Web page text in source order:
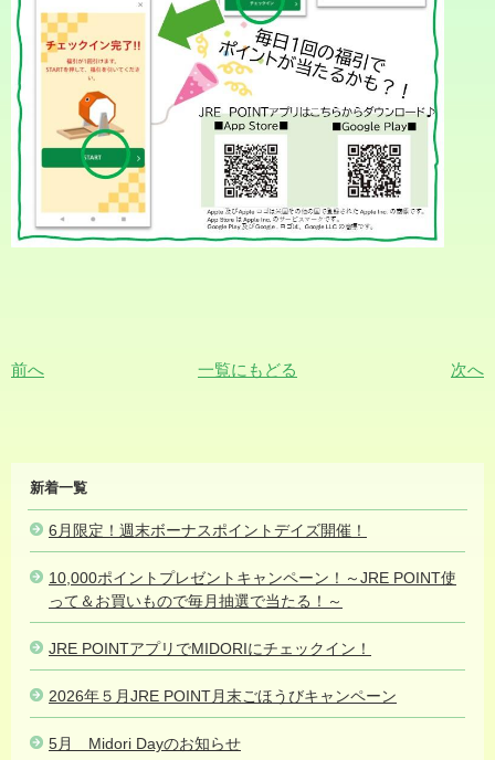
前へ 一覧にもどる 次へ
MIDORI
NEWS
新着一覧
6月限定！週末ボーナスポイントデイズ開催！
10,000ポイントプレゼントキャンペーン！～JRE POINT使
って＆お買いもので毎月抽選で当たる！～
JRE POINTアプリでMIDORIにチェックイン！
2026年５月JRE POINT月末ごほうびキャンペーン
5月 Midori Dayのお知らせ